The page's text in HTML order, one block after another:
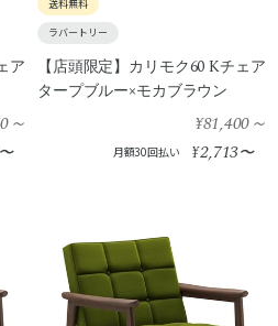
ア
～
〜
送料無料
ラバートリー
【店頭限定】カリモク60 Kチェア
タープブルー×モカブラウン
¥81,400～
月額30回払い ¥2,713〜